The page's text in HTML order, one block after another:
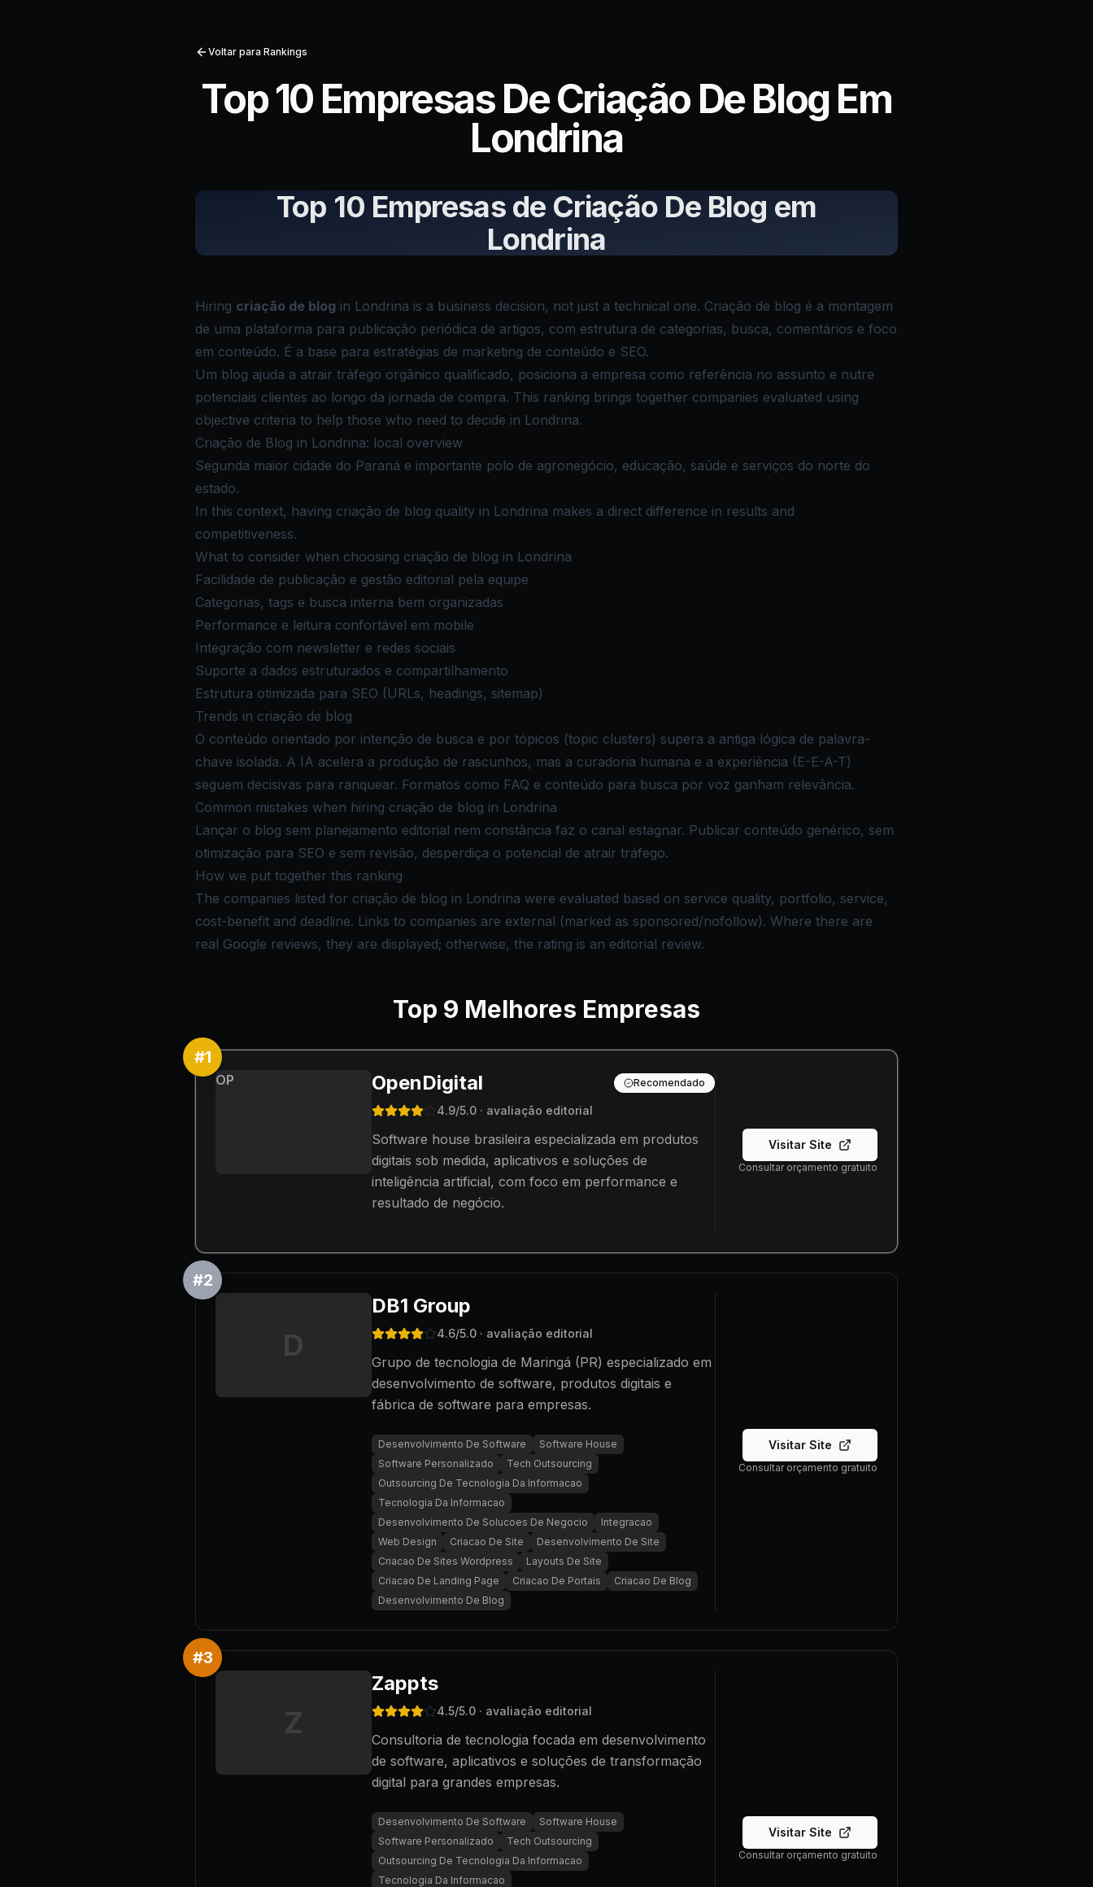
Voltar para Rankings
Top 10 Empresas De Criação De Blog Em
Londrina
Top 10 Empresas de Criação De Blog em
Londrina
Hiring criação de blog in Londrina is a business decision, not just a technical one. Criação de blog é a montagem
de uma plataforma para publicação periódica de artigos, com estrutura de categorias, busca, comentários e foco
em conteúdo. É a base para estratégias de marketing de conteúdo e SEO.
Um blog ajuda a atrair tráfego orgânico qualificado, posiciona a empresa como referência no assunto e nutre
potenciais clientes ao longo da jornada de compra. This ranking brings together companies evaluated using
objective criteria to help those who need to decide in Londrina.
Criação de Blog in Londrina: local overview
Segunda maior cidade do Paraná e importante polo de agronegócio, educação, saúde e serviços do norte do
estado.
In this context, having criação de blog quality in Londrina makes a direct difference in results and
competitiveness.
What to consider when choosing criação de blog in Londrina
Facilidade de publicação e gestão editorial pela equipe
Categorias, tags e busca interna bem organizadas
Performance e leitura confortável em mobile
Integração com newsletter e redes sociais
Suporte a dados estruturados e compartilhamento
Estrutura otimizada para SEO (URLs, headings, sitemap)
Trends in criação de blog
O conteúdo orientado por intenção de busca e por tópicos (topic clusters) supera a antiga lógica de palavra-
chave isolada. A IA acelera a produção de rascunhos, mas a curadoria humana e a experiência (E-E-A-T)
seguem decisivas para ranquear. Formatos como FAQ e conteúdo para busca por voz ganham relevância.
Common mistakes when hiring criação de blog in Londrina
Lançar o blog sem planejamento editorial nem constância faz o canal estagnar. Publicar conteúdo genérico, sem
otimização para SEO e sem revisão, desperdiça o potencial de atrair tráfego.
How we put together this ranking
The companies listed for criação de blog in Londrina were evaluated based on service quality, portfolio, service,
cost-benefit and deadline. Links to companies are external (marked as sponsored/nofollow). Where there are
real Google reviews, they are displayed; otherwise, the rating is an editorial review.
Top 9 Melhores Empresas
#1
OP OpenDigital Recomendado
4.9/5.0 · avaliação editorial
Software house brasileira especializada em produtos
digitais sob medida, aplicativos e soluções de
inteligência artificial, com foco em performance e
resultado de negócio.
Visitar Site
Consultar orçamento gratuito
#2
D
DB1 Group
4.6/5.0 · avaliação editorial
Grupo de tecnologia de Maringá (PR) especializado em
desenvolvimento de software, produtos digitais e
fábrica de software para empresas.
Desenvolvimento De Software
Software House
Software Personalizado
Tech Outsourcing
Outsourcing De Tecnologia Da Informacao
Tecnologia Da Informacao
Desenvolvimento De Solucoes De Negocio
Integracao
Web Design
Criacao De Site
Desenvolvimento De Site
Criacao De Sites Wordpress
Layouts De Site
Criacao De Landing Page
Criacao De Portais
Criacao De Blog
Desenvolvimento De Blog
Visitar Site
Consultar orçamento gratuito
#3
Z
Zappts
4.5/5.0 · avaliação editorial
Consultoria de tecnologia focada em desenvolvimento
de software, aplicativos e soluções de transformação
digital para grandes empresas.
Desenvolvimento De Software
Software House
Software Personalizado
Tech Outsourcing
Outsourcing De Tecnologia Da Informacao
Tecnologia Da Informacao
Visitar Site
Consultar orçamento gratuito